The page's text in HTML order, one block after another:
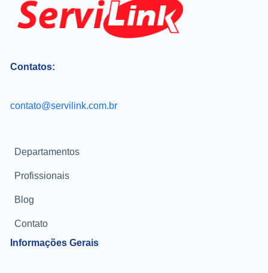
Contatos:
contato@servilink.com.br
Informações Gerais
Departamentos
Profissionais
Blog
Contato